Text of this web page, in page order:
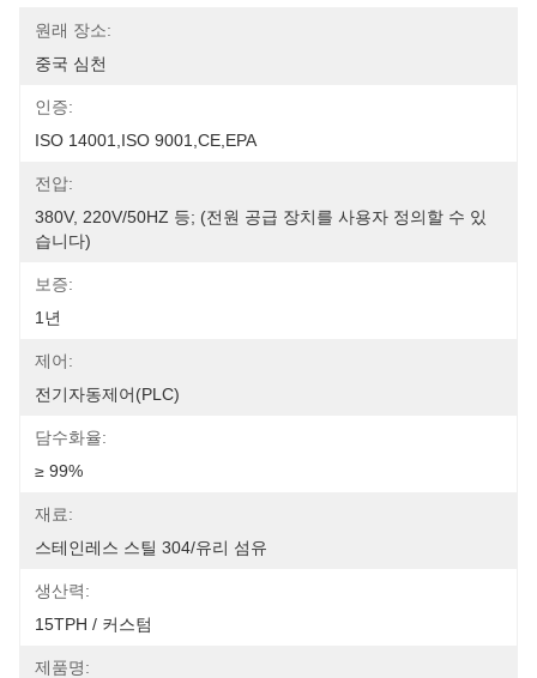
원래 장소:
중국 심천
인증:
ISO 14001,ISO 9001,CE,EPA
전압:
380V, 220V/50HZ 등; (전원 공급 장치를 사용자 정의할 수 있
습니다)
보증:
1년
제어:
전기자동제어(PLC)
담수화율:
≥ 99%
재료:
스테인레스 스틸 304/유리 섬유
생산력:
15TPH / 커스텀
제품명: